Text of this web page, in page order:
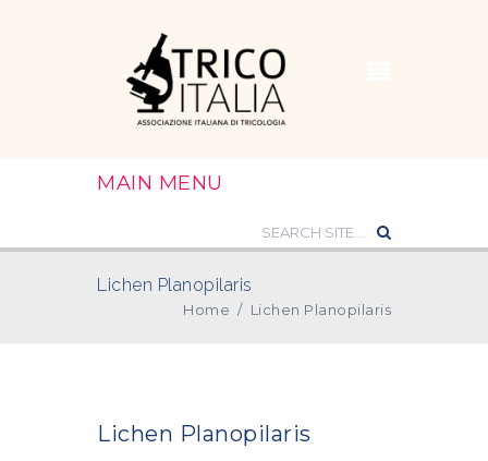
MAIN MENU
Lichen Planopilaris
Home / Lichen Planopilaris
Lichen Planopilaris